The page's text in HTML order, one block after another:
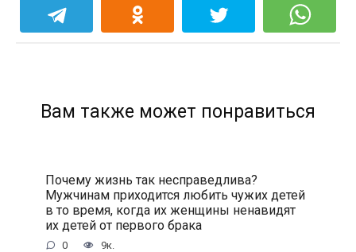
Вам также может понравиться
Почему жизнь так несправедлива?
Мужчинам приходится любить чужих детей
в то время, когда их женщины ненавидят
их детей от первого брака
0 9к.